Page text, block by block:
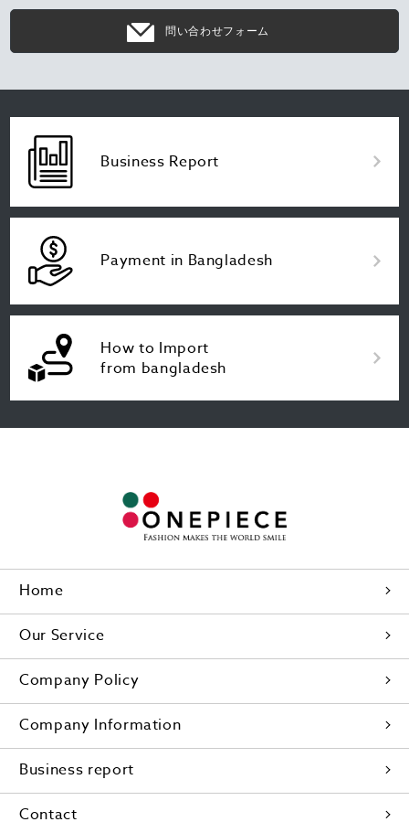
問い合わせフォーム
Business Report
Payment in Bangladesh
How to Import
from bangladesh
Home
Our Service
Company Policy
Company Information
Business report
Contact